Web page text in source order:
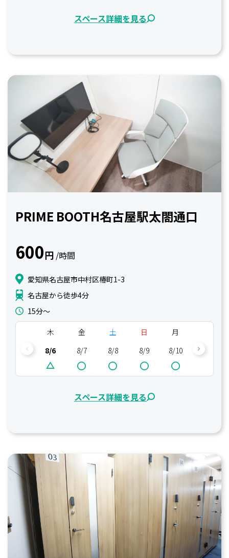
スペース詳細を見る
PRIME BOOTH名古屋駅太閤通口
600円 /時間
愛知県名古屋市中村区椿町1-3
名古屋から徒歩4分
15分〜
木
8/6
金
8/7
土
8/8
日
8/9
月
8/10
8/11
スペース詳細を見る